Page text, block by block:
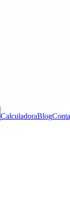
CalculadoraBlog